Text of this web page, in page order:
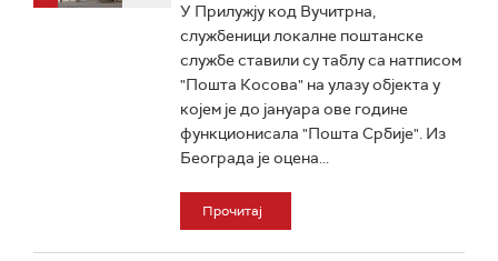
У Прилужју код Вучитрна,
службеници локалне поштанске
службе ставили су таблу са натписом
"Пошта Косова" на улазу објекта у
којем је до јануара ове године
функционисала "Пошта Србије". Из
Београда је оцена...
Прочитај